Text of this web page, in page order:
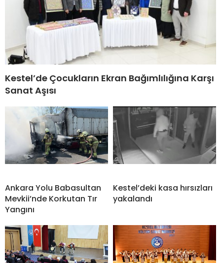
Kestel’de Çocukların Ekran Bağımlılığına Karşı
Sanat Aşısı
Ankara Yolu Babasultan
Mevkii’nde Korkutan Tır
Yangını
Kestel’deki kasa hırsızları
yakalandı